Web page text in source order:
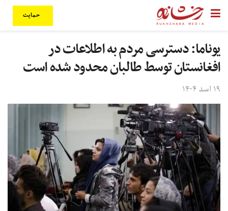
حمایت
یوناما: دسترسی مردم به اطلاعات در
افغانستان توسط طالبان محدود شده است
۱۹ اسد ۱۴۰۴